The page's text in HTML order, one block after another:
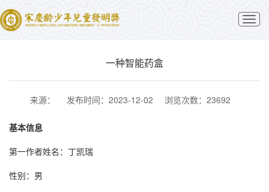
切
换
一种智能药盒
来源： 发布时间：2023-12-02 浏览次数：23692
基本信息
第一作者姓名：丁凯瑞
性别：男